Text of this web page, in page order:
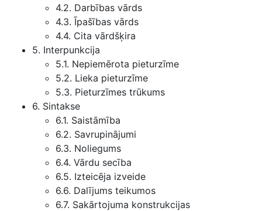
4.2. Darbības vārds
4.3. Īpašības vārds
4.4. Cita vārdšķira
5. Interpunkcija
5.1. Nepiemērota pieturzīme
5.2. Lieka pieturzīme
5.3. Pieturzīmes trūkums
6. Sintakse
6.1. Saistāmība
6.2. Savrupinājumi
6.3. Noliegums
6.4. Vārdu secība
6.5. Izteicēja izveide
6.6. Dalījums teikumos
6.7. Sakārtojuma konstrukcijas